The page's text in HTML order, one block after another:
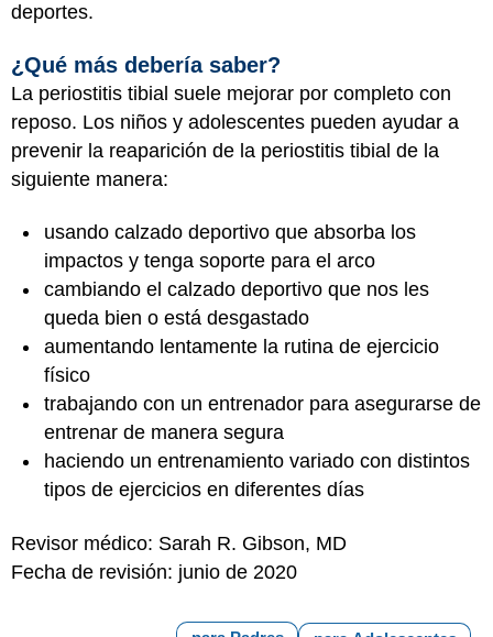
deportes.
¿Qué más debería saber?
La periostitis tibial suele mejorar por completo con
reposo. Los niños y adolescentes pueden ayudar a
prevenir la reaparición de la periostitis tibial de la
siguiente manera:
usando calzado deportivo que absorba los
impactos y tenga soporte para el arco
cambiando el calzado deportivo que nos les
queda bien o está desgastado
aumentando lentamente la rutina de ejercicio
físico
trabajando con un entrenador para asegurarse de
entrenar de manera segura
haciendo un entrenamiento variado con distintos
tipos de ejercicios en diferentes días
Revisor médico: Sarah R. Gibson, MD
Fecha de revisión: junio de 2020